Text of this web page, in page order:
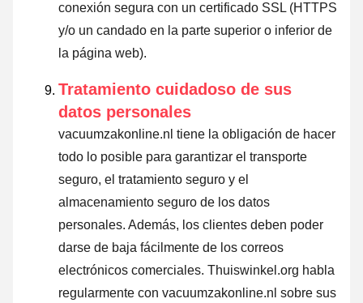
conexión segura con un certificado SSL (HTTPS
y/o un candado en la parte superior o inferior de
la página web).
Tratamiento cuidadoso de sus
datos personales
vacuumzakonline.nl tiene la obligación de hacer
todo lo posible para garantizar el transporte
seguro, el tratamiento seguro y el
almacenamiento seguro de los datos
personales. Además, los clientes deben poder
darse de baja fácilmente de los correos
electrónicos comerciales. Thuiswinkel.org habla
regularmente con vacuumzakonline.nl sobre sus